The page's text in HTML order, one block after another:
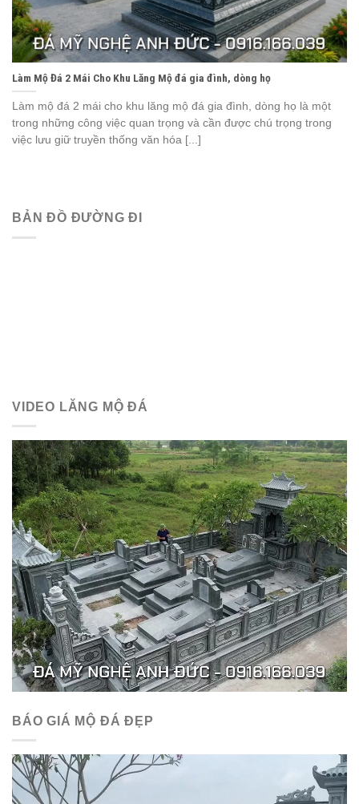
Làm Mộ Đá 2 Mái Cho Khu Lăng Mộ đá gia đình, dòng họ
Làm mộ đá 2 mái cho khu lăng mộ đá gia đình, dòng họ là một
trong những công việc quan trọng và cần được chú trọng trong
việc lưu giữ truyền thống văn hóa [...]
BẢN ĐỒ ĐƯỜNG ĐI
VIDEO LĂNG MỘ ĐÁ
BÁO GIÁ MỘ ĐÁ ĐẸP